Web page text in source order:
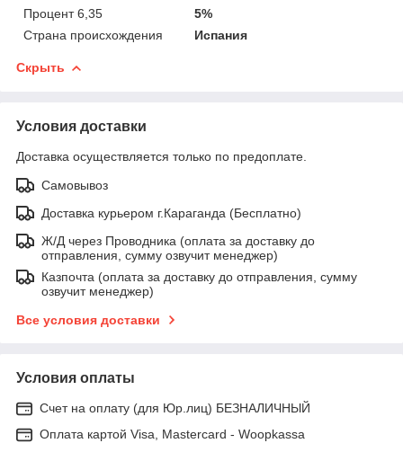
Процент 6,35
5%
Страна происхождения
Испания
Скрыть
Условия доставки
Доставка осуществляется только по предоплате.
Самовывоз
Доставка курьером г.Караганда (Бесплатно)
Ж/Д через Проводника (оплата за доставку до
отправления, сумму озвучит менеджер)
Казпочта (оплата за доставку до отправления, сумму
озвучит менеджер)
Все условия доставки
Условия оплаты
Счет на оплату (для Юр.лиц) БЕЗНАЛИЧНЫЙ
Оплата картой Visa, Mastercard - Woopkassa